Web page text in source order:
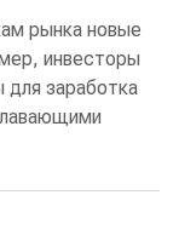
рынка новые
инвесторы
для заработка